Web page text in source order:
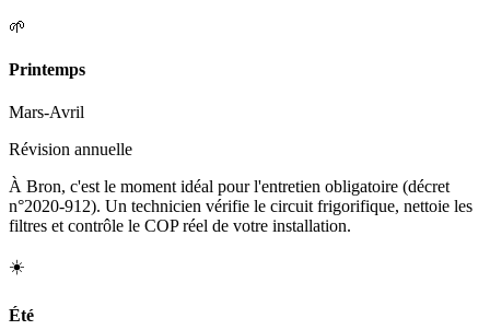
🌱
Printemps
Mars-Avril
Révision annuelle
À Bron, c'est le moment idéal pour l'entretien obligatoire (décret
n°2020-912). Un technicien vérifie le circuit frigorifique, nettoie les
filtres et contrôle le COP réel de votre installation.
☀️
Été